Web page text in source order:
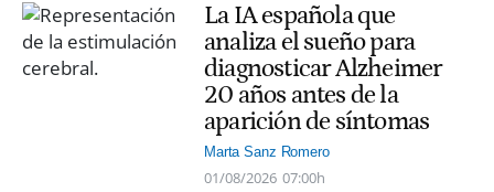
La IA española que
analiza el sueño para
diagnosticar Alzheimer
20 años antes de la
aparición de síntomas
Marta Sanz Romero
01/08/2026 07:00h